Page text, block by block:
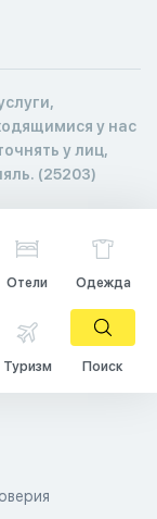
у нас
у лиц,
(25203)
Отели Одежда
Туризм Поиск